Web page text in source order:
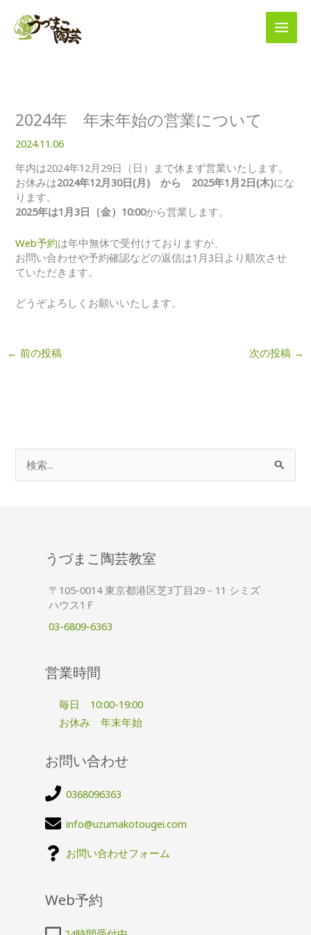
2024年 年末年始の営業について
2024.11.06
年内は2024年12月29日（日）まで休まず営業いたします。
お休みは2024年12月30日(月) から 2025年1月2日(木)にな
ります。
2025年は1月3日（金）10:00から営業します。
Web予約は年中無休で受付けておりますが、
お問い合わせや予約確認などの返信は1月3日より順次させ
ていただきます。
どうぞよろしくお願いいたします。
← 前の投稿 次の投稿 →
うづまこ陶芸教室
〒105-0014 東京都港区芝3丁目29－11 シミズ
ハウス1Ｆ
03-6809-6363
営業時間
毎日 10:00-19:00
お休み 年末年始
お問い合わせ
0368096363
info@uzumakotougei.com
お問い合わせフォーム
Web予約